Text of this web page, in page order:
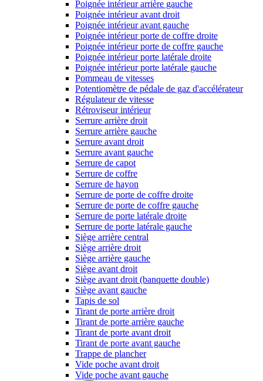
Poignée intérieur arrière gauche
Poignée intérieur avant droit
Poignée intérieur avant gauche
Poignée intérieur porte de coffre droite
Poignée intérieur porte de coffre gauche
Poignée intérieur porte latérale droite
Poignée intérieur porte latérale gauche
Pommeau de vitesses
Potentiomètre de pédale de gaz d'accélérateur
Régulateur de vitesse
Rétroviseur intérieur
Serrure arrière droit
Serrure arrière gauche
Serrure avant droit
Serrure avant gauche
Serrure de capot
Serrure de coffre
Serrure de hayon
Serrure de porte de coffre droite
Serrure de porte de coffre gauche
Serrure de porte latérale droite
Serrure de porte latérale gauche
Siège arrière central
Siège arrière droit
Siège arrière gauche
Siège avant droit
Siège avant droit (banquette double)
Siège avant gauche
Tapis de sol
Tirant de porte arrière droit
Tirant de porte arrière gauche
Tirant de porte avant droit
Tirant de porte avant gauche
Trappe de plancher
Vide poche avant droit
Vide poche avant gauche